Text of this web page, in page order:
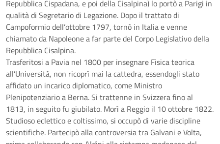
Repubblica Cispadana, e poi della Cisalpina) lo portò a Parigi in
qualità di Segretario di Legazione. Dopo il trattato di
Campoformio dell’ottobre 1797, tornò in Italia e venne
chiamato da Napoleone a far parte del Corpo Legislativo della
Repubblica Cisalpina.
Trasferitosi a Pavia nel 1800 per insegnare Fisica teorica
all’Università, non ricoprì mai la cattedra, essendogli stato
affidato un incarico diplomatico, come Ministro
Plenipotenziario a Berna. Si trattenne in Svizzera fino al
1813, in seguito fu giubilato. Morì a Reggio il 10 ottobre 1822.
Studioso eclettico e coltissimo, si occupò di varie discipline
scientifiche. Partecipò alla controversia tra Galvani e Volta,